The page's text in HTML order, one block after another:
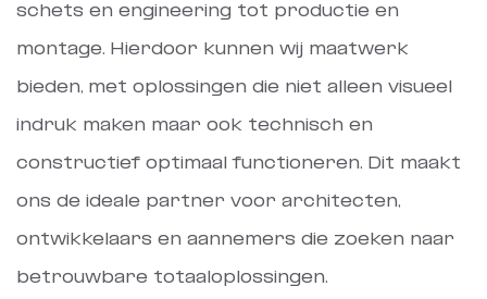
schets en engineering tot productie en
montage. Hierdoor kunnen wij maatwerk
bieden, met oplossingen die niet alleen visueel
indruk maken maar ook technisch en
constructief optimaal functioneren. Dit maakt
ons de ideale partner voor architecten,
ontwikkelaars en aannemers die zoeken naar
betrouwbare totaaloplossingen.